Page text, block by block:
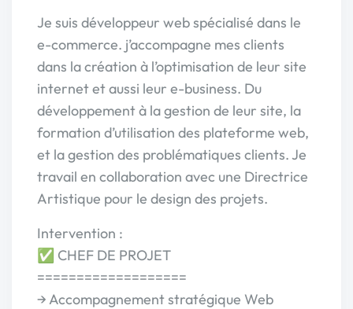
Je suis développeur web spécialisé dans le
e-commerce. j’accompagne mes clients
dans la création à l’optimisation de leur site
internet et aussi leur e-business. Du
développement à la gestion de leur site, la
formation d’utilisation des plateforme web,
et la gestion des problématiques clients. Je
travail en collaboration avec une Directrice
Artistique pour le design des projets.
Intervention :
✅ CHEF DE PROJET
===================
→ Accompagnement stratégique Web